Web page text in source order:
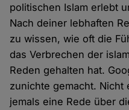
politischen Islam erlebt
Nach deiner lebhaften
zu wissen, wie oft die
das Verbrechen der
Reden gehalten hat.
zunichte gemacht. Nicht
jemals eine Rede über